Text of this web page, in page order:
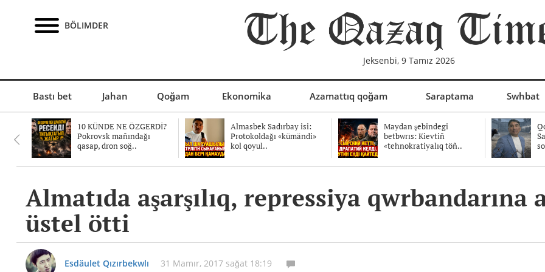
BÖLIMDER
Jeksenbi, 9 Tamız 2026
Bastı bet Jahan Qoğam Ekonomika Azamattıq qoğam Saraptama Swhbat
10 KÜNDE NE ÖZGERDİ?
Pokrovsk mañındağı
qasap, dron soğ..
Almasbek Sadırbay isi:
Protokoldağı «kümändi»
kol qoyul..
Maydan şebindegi
betbwrıs: Kievtiñ
«tehnokratiyalıq töñ..
Almatıda aşarşılıq, repressiya
üstel ötti
Esdäulet Qızırbekwlı 31 Mamır, 2017 sağat 18:19